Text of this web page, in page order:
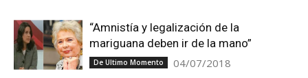
“Amnistía y legalización de la
mariguana deben ir de la mano”
De Ultimo Momento 04/07/2018